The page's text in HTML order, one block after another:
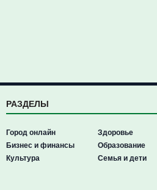
РАЗДЕЛЫ
Город онлайн
Бизнес и финансы
Культура
Здоровье
Образование
Семья и дети